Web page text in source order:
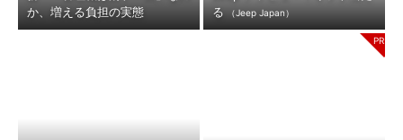
か、増える負担の実態
る
（Jeep Japan）